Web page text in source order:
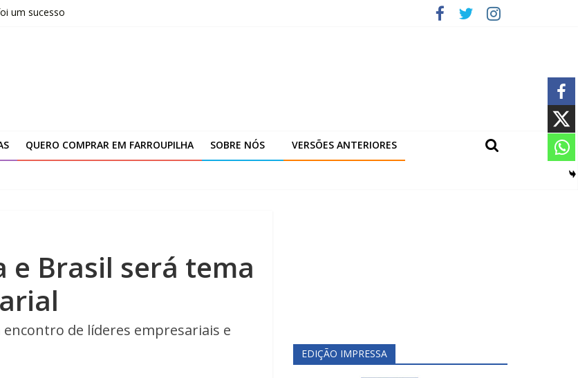
um sucesso
a vítimas da enchente de 2024
QUERO COMPRAR EM FARROUPILHA SOBRE NÓS VERSÕES ANTERIORES
Brasil será tema
encontro de líderes empresariais e
EDIÇÃO IMPRESSA